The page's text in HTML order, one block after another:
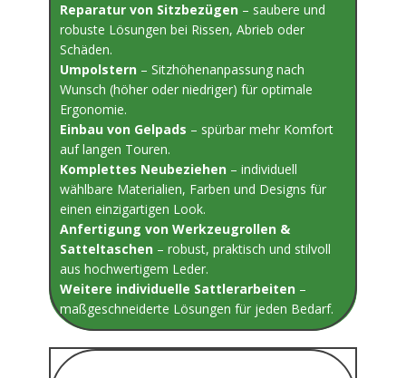
Reparatur von Sitzbezügen – saubere und
robuste Lösungen bei Rissen, Abrieb oder
Schäden.
Umpolstern – Sitzhöhenanpassung nach
Wunsch (höher oder niedriger) für optimale
Ergonomie.
Einbau von Gelpads – spürbar mehr Komfort
auf langen Touren.
Komplettes Neubeziehen – individuell
wählbare Materialien, Farben und Designs für
einen einzigartigen Look.
Anfertigung von Werkzeugrollen &
Satteltaschen – robust, praktisch und stilvoll
aus hochwertigem Leder.
Weitere individuelle Sattlerarbeiten –
maßgeschneiderte Lösungen für jeden Bedarf.